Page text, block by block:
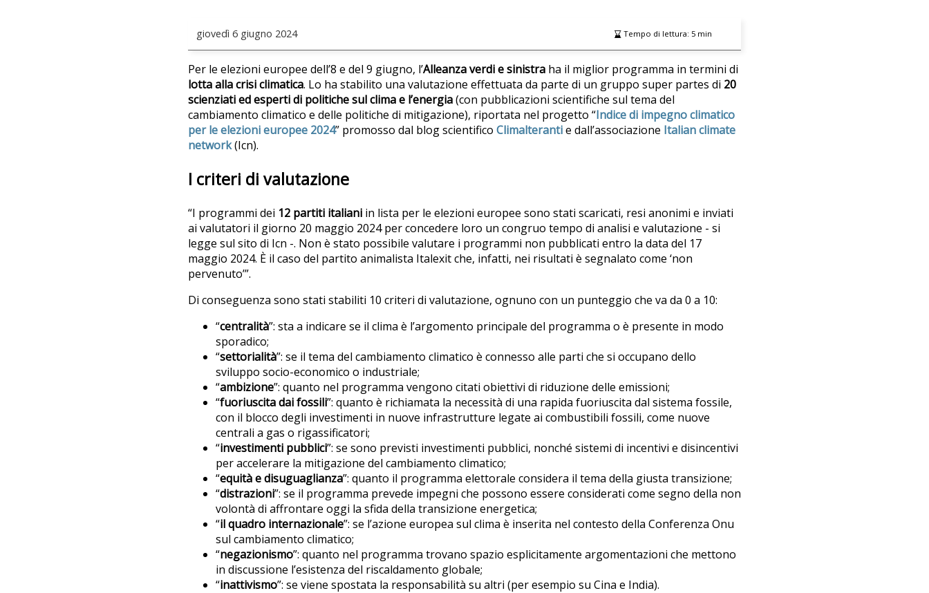
giovedì 6 giugno 2024 Tempo di lettura: 5min
Per le elezioni europee dell’8 e del 9 giugno, l’Alleanza verdi e sinistra ha il miglior programma in termini di
lotta alla crisi climatica. Lo ha stabilito una valutazione effettuata da parte di un gruppo super partes di 20
scienziati ed esperti di politiche sul clima e l’energia(con pubblicazioni scientifiche sul tema del
cambiamento climatico e delle politiche di mitigazione), riportata nel progetto “Indice di impegno climatico
per le elezioni europee 2024” promosso dal blog scientifico Climalterantie dall’associazione Italian climate
network(Icn).
I criteri di valutazione
“I programmi dei 12 partiti italiani in lista per le elezioni europee sono stati scaricati, resi anonimi e inviati
ai valutatori il giorno 20 maggio 2024 per concedere loro un congruo tempo di analisi e valutazione - si
legge sul sito di Icn -. Non è stato possibile valutare i programmi non pubblicati entro la data del 17
maggio 2024. È il caso del partito animalista Italexit che, infatti, nei risultati è segnalato come ‘non
pervenuto’”.
Di conseguenza sono stati stabiliti 10 criteri di valutazione, ognuno con un punteggio che va da 0 a 10:
“centralità”: sta a indicare se il clima è l’argomento principale del programma o è presente in modo
sporadico;
“settorialità”: se il tema del cambiamento climatico è connesso alle parti che si occupano dello
sviluppo socio-economico o industriale;
“ambizione”: quanto nel programma vengono citati obiettivi di riduzione delle emissioni;
“fuoriuscita dai fossili”: quanto è richiamata la necessità di una rapida fuoriuscita dal sistema fossile,
con il blocco degli investimenti in nuove infrastrutture legate ai combustibili fossili, come nuove
centrali a gas o rigassificatori;
“investimenti pubblici”: se sono previsti investimenti pubblici, nonché sistemi di incentivi e disincentivi
per accelerare la mitigazione del cambiamento climatico;
“equità e disuguaglianza”: quanto il programma elettorale considera il tema della giusta transizione;
“distrazioni”: se il programma prevede impegni che possono essere considerati come segno della non
volontà di affrontare oggi la sfida della transizione energetica;
“il quadro internazionale”: se l’azione europea sul clima è inserita nel contesto della Conferenza Onu
sul cambiamento climatico;
“negazionismo”: quanto nel programma trovano spazio esplicitamente argomentazioni che mettono
in discussione l’esistenza del riscaldamento globale;
“inattivismo”: se viene spostata la responsabilità su altri (per esempio su Cina e India).